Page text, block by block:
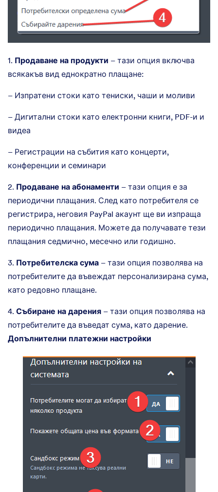
1. Продаване на продукти – тази опция включва
всякакъв вид еднократно плащане:
– Изпратени стоки като тениски, чаши и моливи
– Дигитални стоки като електронни книги, PDF-и и
видеа
– Регистрации на събития като концерти,
конференции и семинари
2. Продаване на абонаменти – тази опция е за
периодични плащания. След като потребителя се
регистрира, неговия PayPal акаунт ще ви изпраща
периодично плащания. Можете да получавате тези
плащания седмично, месечно или годишно.
3. Потребителска сума – тази опция позволява на
потребителите да въвеждат персонализирана сума,
като редовно плащане.
4. Събиране на дарения – тази опция позволява на
потребителите да въведат сума, като дарение.
Допълнителни платежни настройки